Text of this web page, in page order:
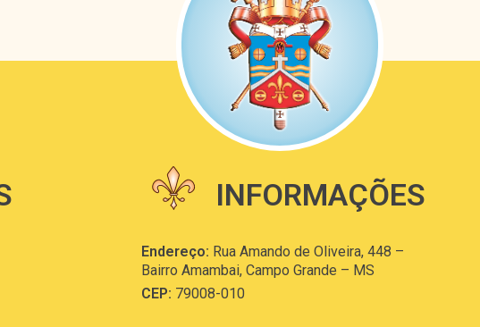
INFORMAÇÕES
Endereço: Rua Amando de Oliveira, 448 –
Bairro Amambai, Campo Grande – MS
CEP: 79008-010